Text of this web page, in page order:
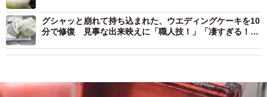
グシャッと崩れて持ち込まれた、ウエディングケーキを10
分で修復 見事な出来映えに「職人技！」「凄すぎる！」